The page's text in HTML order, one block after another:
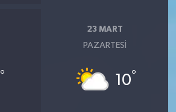
°
23 MART
PAZARTESI
10°